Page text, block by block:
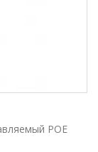
POE